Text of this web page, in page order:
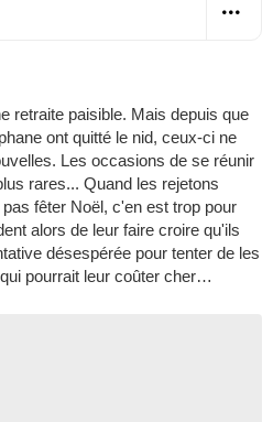
retraite paisible. Mais depuis que
ont quitté le nid, ceux-ci ne
Les occasions de se réunir
rares... Quand les rejetons
fêter Noël, c'en est trop pour
alors de leur faire croire qu'ils
désespérée pour tenter de les
pourrait leur coûter cher…